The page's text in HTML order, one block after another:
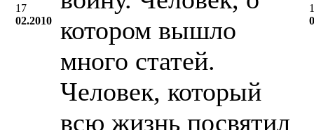
17
02.2010
котором вышло
много статей.
Человек, который
всю жизнь посвятил